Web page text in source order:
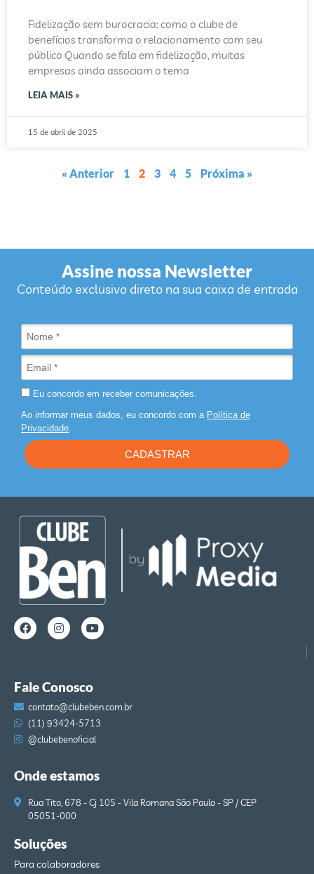
Fidelização sem burocracia: como o clube de
benefícios transforma o relacionamento com seu
público Quando se fala em fidelização, muitas
empresas ainda associam o tema
LEIA MAIS »
15 de abril de 2025
« Anterior 1 2 3 4 5 Próxima »
Assine nossa Newsletter
Conteúdo exclusivo direto na sua caixa de entrada
Eu concordo em receber comunicações.
Ao informar meus dados, eu concordo com a Política de
Privacidade.
CADASTRAR
Fale Conosco
contato@clubeben.com.br
(11) 93424-5713
@clubebenoficial
Onde estamos
Rua Tito, 678 - Cj 105 - Vila Romana São Paulo - SP / CEP
05051-000
Soluções
Para colaboradores